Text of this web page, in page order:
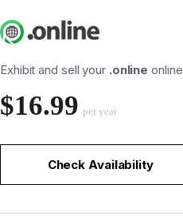
Exhibit and sell your .online online
‪$16.99 per year
Check Availability